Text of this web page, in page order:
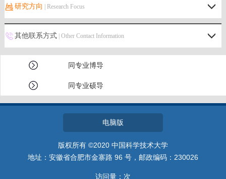
研究方向 | Research Focus
其他联系方式| Other Contact Information
同专业博导
同专业硕导
电脑版
版权所有 ©2020 中国科学技术大学
地址：安徽省合肥市金寨路 96 号，邮政编码：230026
访问量： 次